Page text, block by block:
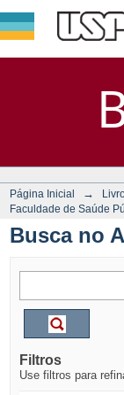
Página Inicial →
Faculdade de Saúde
Busca no
Filtros
Use filtros para